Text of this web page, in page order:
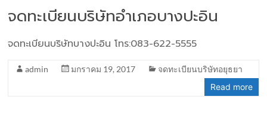
จดทะเบียนบริษัทอำเภอบางปะอิน
จดทะเบียนบริษัทบางปะอิน โทร:083-622-5555
admin มกราคม 19, 2017
จดทะเบียนบริษัทอยุธยา
Read more